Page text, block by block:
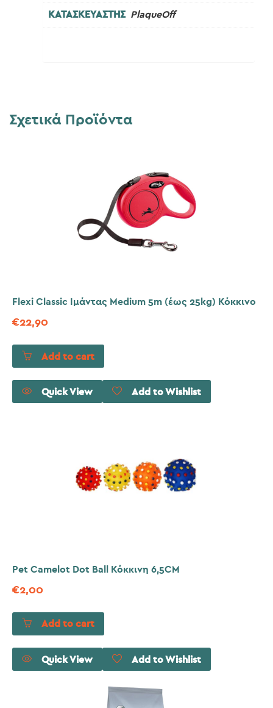
ΚΑΤΑΣΚΕΥΑΣΤΗΣ PlaqueOff
Σχετικά Προϊόντα
Flexi Classic Ιμάντας Medium 5m (έως 25kg) Κόκκινο
€22,90
Add to cart
Quick View Add to Wishlist
Pet Camelot Dot Ball Κόκκινη 6,5CM
€2,00
Add to cart
Quick View Add to Wishlist